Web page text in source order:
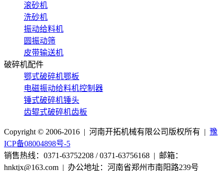
滚砂机
洗砂机
振动给料机
圆振动筛
皮带输送机
破碎机配件
鄂式破碎机鄂板
电磁振动给料机控制器
锤式破碎机锤头
齿辊式破碎机齿板
Copyright © 2006-2016 | 河南开拓机械有限公司版权所有 | 豫
ICP备08004898号-5
销售热线：0371-63752208 / 0371-63756168 | 邮箱：
hnktjx@163.com | 办公地址：河南省郑州市南阳路239号